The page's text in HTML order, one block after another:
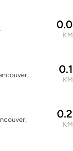
KM
KM
KM